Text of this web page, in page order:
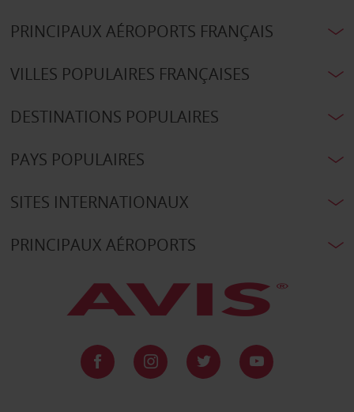
PRINCIPAUX AÉROPORTS FRANÇAIS
VILLES POPULAIRES FRANÇAISES
DESTINATIONS POPULAIRES
PAYS POPULAIRES
SITES INTERNATIONAUX
PRINCIPAUX AÉROPORTS